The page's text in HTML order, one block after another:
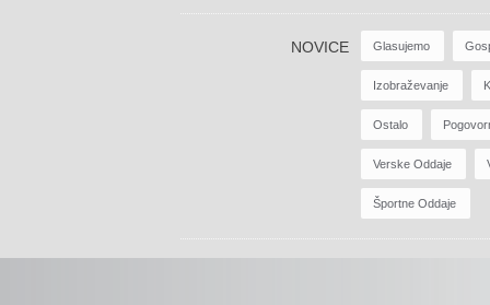
NOVICE Glasujemo
Izobraževanje
Ostalo
Verske Oddaje
Športne Oddaje